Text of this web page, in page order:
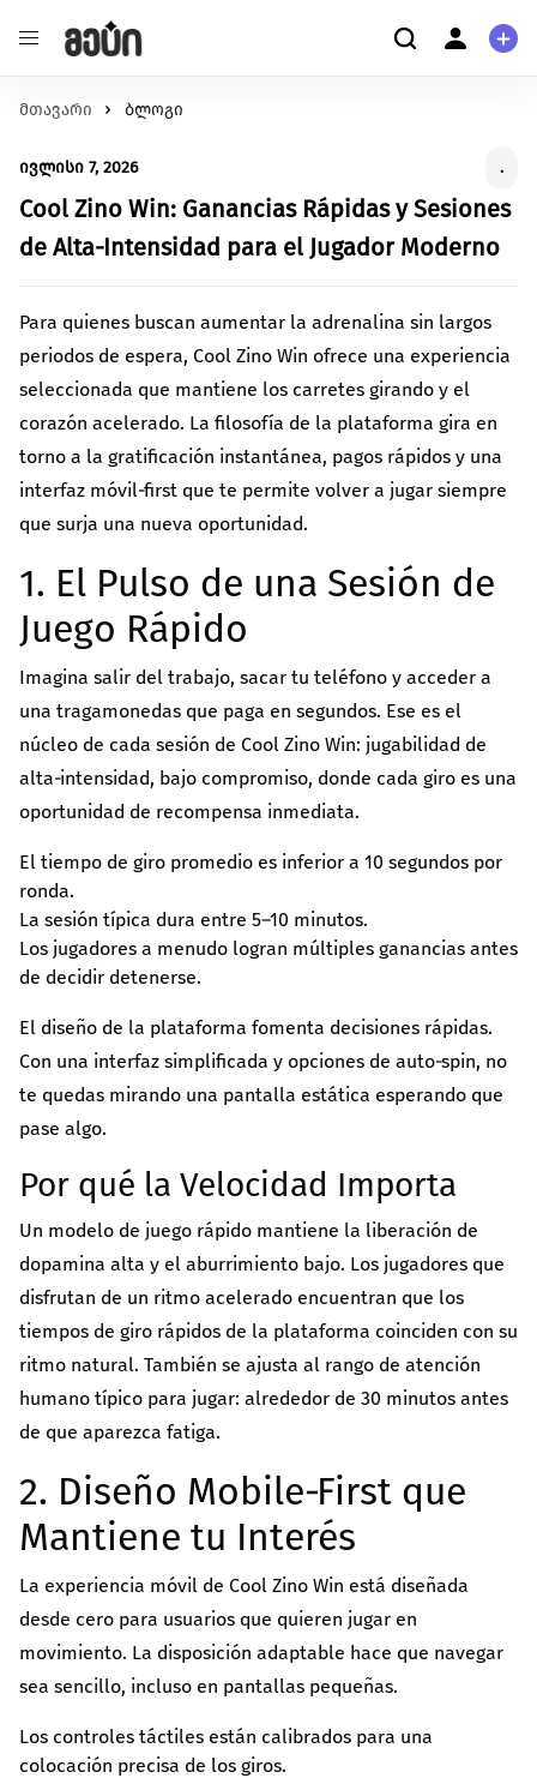
განათლება
ხელმისაწვდომობა
ჯანმრთელობა
შექმენი გარემო უკეთესი მენტალური და ფიზიკური
იზრუნე დედამიწის მომავლზე და დაუჭირე მხარი
გარემოსდაცვით ინიციატივებს
სტარტაპი
გააძლიერე უნიკალური პროდუქტები და შექმენი
ინოვაციები.
კულტურა/ხელოვნება
შექმენი კულტურულ სივრცეები, განავითარე
კრეატიულობა შენს თემში
გაეცი მეტი
თქვენი მხარდაჭერით შევძლებთ მეტი
უზრუნველყოფას
ყველა ინიციატივა
ჩვენ შესახებ
მომხმარებელი
კითხვა-პასუხი
პერსონალური ინფორმაცია
გაეცანი სახელმძღვანელოს ქრაუდფანდინგის
შესახებ
წაიკითხე მეტი
მთავარი ბლოგი
Cool Zino Win: Ganancias Rápidas y Sesiones
de Alta‑Intensidad para el Jugador Moderno
ივლისი 7, 2026 .
Para quienes buscan aumentar la adrenalina sin largos
periodos de espera, Cool Zino Win ofrece una experiencia
seleccionada que mantiene los carretes girando y el
corazón acelerado. La filosofía de la plataforma gira en
torno a la gratificación instantánea, pagos rápidos y una
interfaz móvil‑first que te permite volver a jugar siempre
que surja una nueva oportunidad.
1. El Pulso de una Sesión de
Juego Rápido
Imagina salir del trabajo, sacar tu teléfono y acceder a
una tragamonedas que paga en segundos. Ese es el
núcleo de cada sesión de Cool Zino Win: jugabilidad de
alta‑intensidad, bajo compromiso, donde cada giro es una
oportunidad de recompensa inmediata.
El tiempo de giro promedio es inferior a 10 segundos por
ronda.
La sesión típica dura entre 5–10 minutos.
Los jugadores a menudo logran múltiples ganancias antes
de decidir detenerse.
El diseño de la plataforma fomenta decisiones rápidas.
Con una interfaz simplificada y opciones de auto‑spin, no
te quedas mirando una pantalla estática esperando que
pase algo.
Por qué la Velocidad Importa
Un modelo de juego rápido mantiene la liberación de
dopamina alta y el aburrimiento bajo. Los jugadores que
disfrutan de un ritmo acelerado encuentran que los
tiempos de giro rápidos de la plataforma coinciden con su
ritmo natural. También se ajusta al rango de atención
humano típico para jugar: alrededor de 30 minutos antes
de que aparezca fatiga.
2. Diseño Mobile‑First que
Mantiene tu Interés
La experiencia móvil de Cool Zino Win está diseñada
desde cero para usuarios que quieren jugar en
movimiento. La disposición adaptable hace que navegar
sea sencillo, incluso en pantallas pequeñas.
Los controles táctiles están calibrados para una
colocación precisa de los giros.